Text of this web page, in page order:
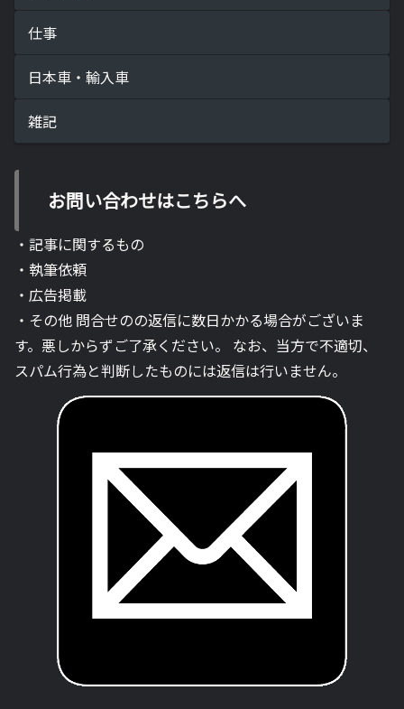
仕事
日本車・輸入車
雑記
お問い合わせはこちらへ
・記事に関するもの
・執筆依頼
・広告掲載
・その他 問合せのの返信に数日かかる場合がございま
す。悪しからずご了承ください。 なお、当方で不適切、
スパム行為と判断したものには返信は行いません。